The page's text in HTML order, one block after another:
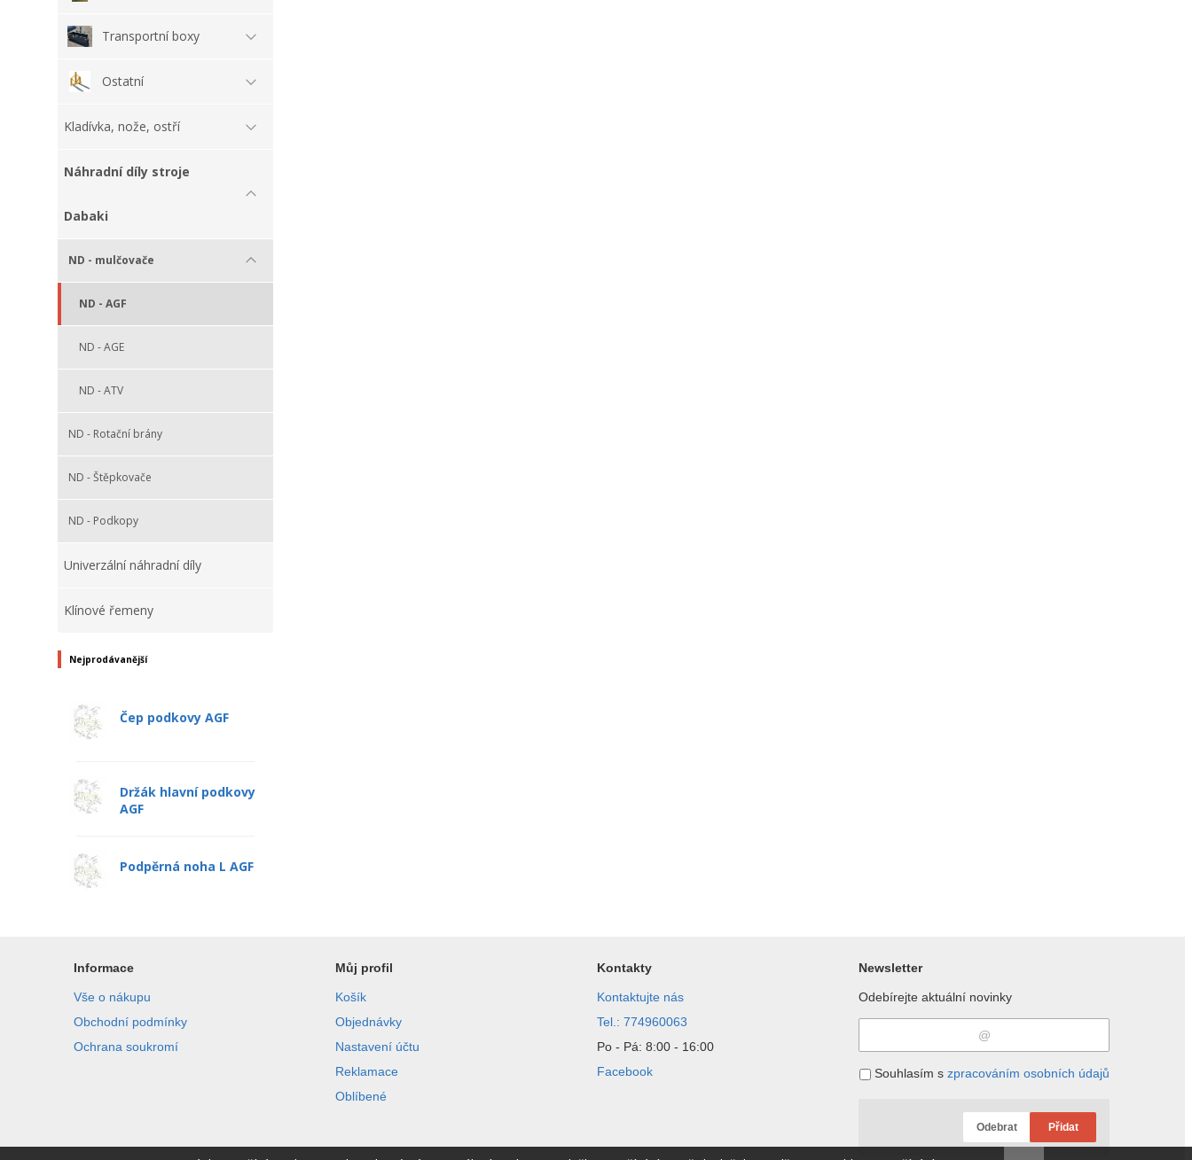
Transportní boxy
Ostatní
Kladívka, nože, ostří
Náhradní díly stroje
Dabaki
ND - mulčovače
ND - AGF
ND - AGE
ND - ATV
ND - Rotační brány
ND - Štěpkovače
ND - Podkopy
Univerzální náhradní díly
Klínové řemeny
Nejprodávanější
Čep podkovy AGF
Držák hlavní podkovy
AGF
Podpěrná noha L AGF
Informace
Vše o nákupu
Obchodní podmínky
Ochrana soukromí
Můj profil
Košík
Objednávky
Nastavení účtu
Reklamace
Oblíbené
Kontakty
Kontaktujte nás
Tel.: 774960063
Po - Pá: 8:00 - 16:00
Facebook
Newsletter
Odebírejte aktuální novinky
Souhlasím s zpracováním osobních údajů
Odebrat Přidat